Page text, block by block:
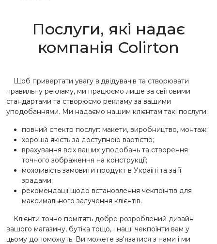
Послуги, які надає
компанія Colirton
Щоб привертати увагу відвідувачів та створювати
правильну рекламу, ми працюємо лише за світовими
стандартами та створюємо рекламу за вашими
уподобаннями. Ми надаємо нашим клієнтам такі послуги:
повний спектр послуг: макети, виробництво, монтаж;
хороша якість за доступною вартістю;
врахування всіх ваших уподобань та створення
точного зображення на конструкції;
можливість замовити продукт в Україні та за її
зрадами;
рекомендації щодо встановлення чекпоінтів для
максимального залучення клієнтів.
Клієнти точно помітять добре розроблений дизайн
вашого магазину, бутіка тощо, і наші чекпоїнти вам у
цьому допоможуть. Ви можете зв'язатися з нами і ми